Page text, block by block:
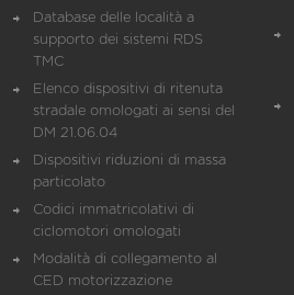
Database delle località a
supporto dei sistemi RDS
TMC
Elenco dispositivi di ritenuta
stradale omologati ai sensi del
DM 21.06.04
Dispositivi riduzioni di massa
particolato
Codici immatricolativi di
ciclomotori omologati
Modalità di collegamento al
CED motorizzazione